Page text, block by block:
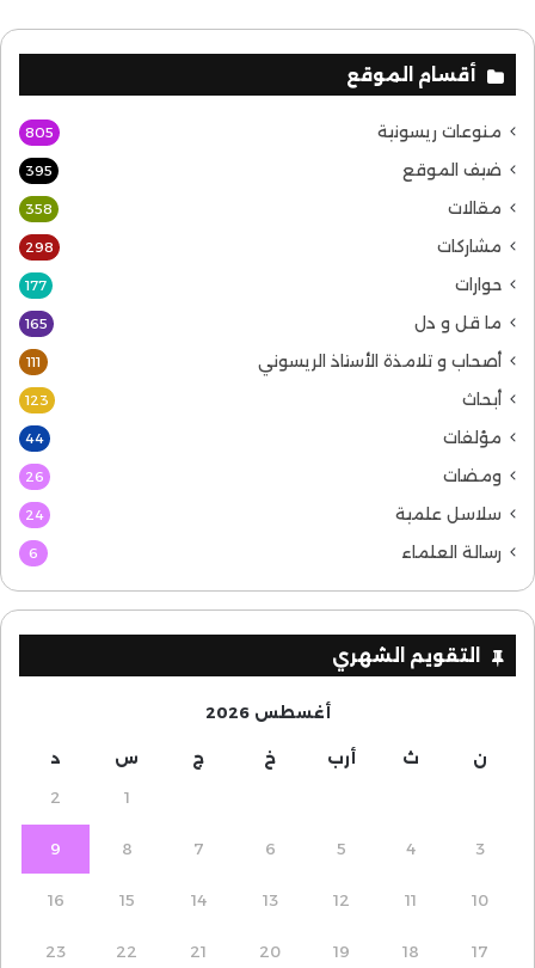
أقسام الموقع
منوعات ريسونية 805
ضيف الموقع 395
مقالات 358
مشاركات 298
حوارات 177
ما قل و دل 165
أصحاب و تلامذة الأستاذ الريسوني 111
أبحاث 123
مؤلفات 44
ومضات 26
سلاسل علمية 24
رسالة العلماء 6
التقويم الشهري
أغسطس 2026
ن ث أرب خ ج س د
1
2
3
4
5
6
7
8
9
10
11
12
13
14
15
16
17
18
19
20
21
22
23